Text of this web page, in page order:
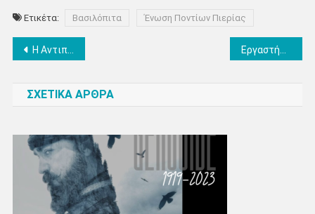
Ετικέτα: Βασιλόπιτα Ένωση Ποντίων Πιερίας
Πλοήγηση
Η Αντιπεριφερειάρχης δίπλα στους επαγγελματίες της Βόρειας Πιερίας – Σ. Μαυρίδου: Στηρίζουμε, συνεργαζόμαστε και ενισχύουμε την τοπική επιχειρηματικότητα
ΣΧΕΤΙΚΑ ΑΡΘΡΑ